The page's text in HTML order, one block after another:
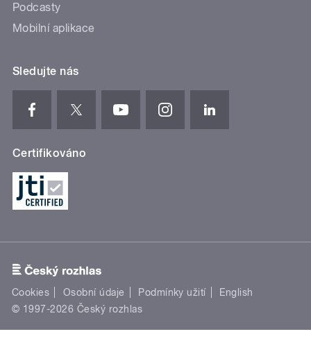
Podcasty
Mobilní aplikace
Sledujte nás
Certifikováno
Cookies Osobní údaje Podmínky užití
English
© 1997-2026 Český rozhlas